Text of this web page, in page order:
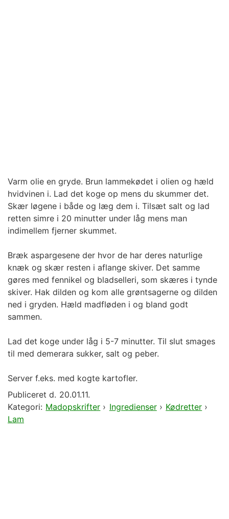
Varm olie en gryde. Brun lammekødet i olien og hæld
hvidvinen i. Lad det koge op mens du skummer det.
Skær løgene i både og læg dem i. Tilsæt salt og lad
retten simre i 20 minutter under låg mens man
indimellem fjerner skummet.
Bræk aspargesene der hvor de har deres naturlige
knæk og skær resten i aflange skiver. Det samme
gøres med fennikel og bladselleri, som skæres i tynde
skiver. Hak dilden og kom alle grøntsagerne og dilden
ned i gryden. Hæld madfløden i og bland godt
sammen.
Lad det koge under låg i 5-7 minutter. Til slut smages
til med demerara sukker, salt og peber.
Server f.eks. med kogte kartofler.
Publiceret d. 20.01.11.
Kategori: Madopskrifter › Ingredienser› Kødretter ›
Lam